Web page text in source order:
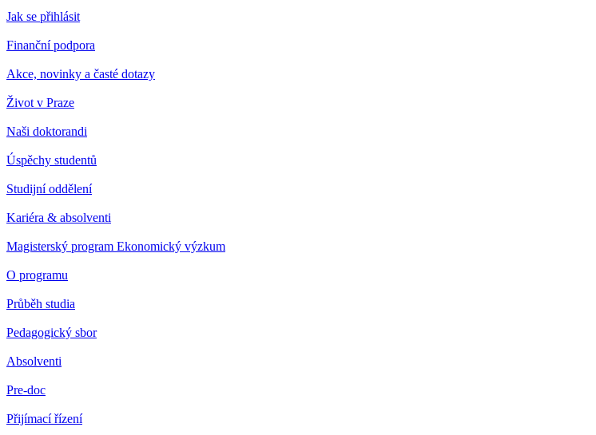
Jak se přihlásit
Finanční podpora
Akce, novinky a časté dotazy
Život v Praze
Naši doktorandi
Úspěchy studentů
Studijní oddělení
Kariéra & absolventi
Magisterský program Ekonomický výzkum
O programu
Průběh studia
Pedagogický sbor
Absolventi
Pre-doc
Přijímací řízení